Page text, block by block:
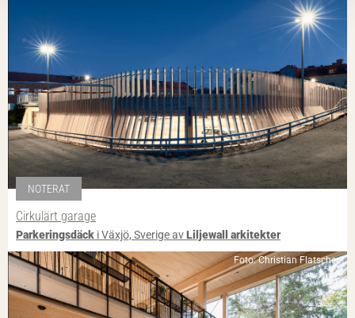
NOTERAT
Cirkulärt garage
Parkeringsdäck i Växjö, Sverige avLiljewall arkitekter
Foto: Christian Flatscher